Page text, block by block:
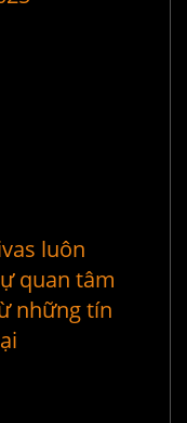
luôn
quan tâm
những tín